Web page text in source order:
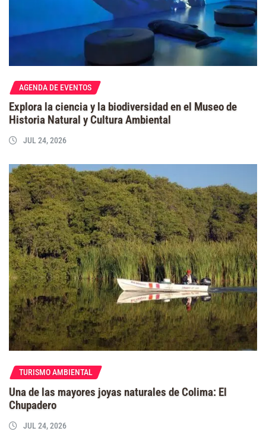
AGENDA DE EVENTOS
Explora la ciencia y la biodiversidad en el Museo de
Historia Natural y Cultura Ambiental
JUL 24, 2026
TURISMO AMBIENTAL
Una de las mayores joyas naturales de Colima: El
Chupadero
JUL 24, 2026